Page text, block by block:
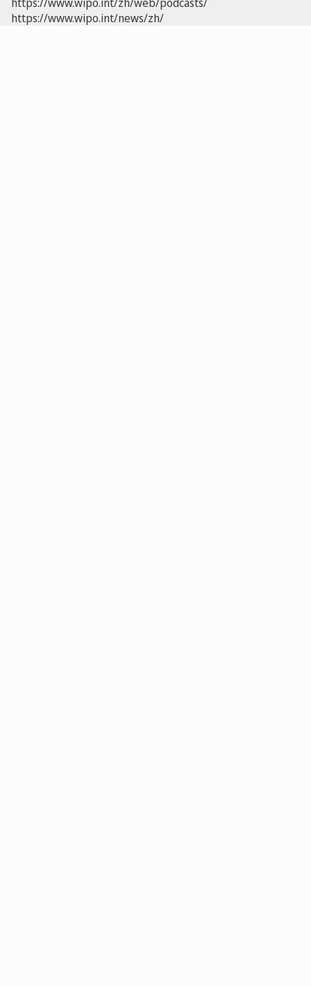
https://www.wipo.int/news/zh/